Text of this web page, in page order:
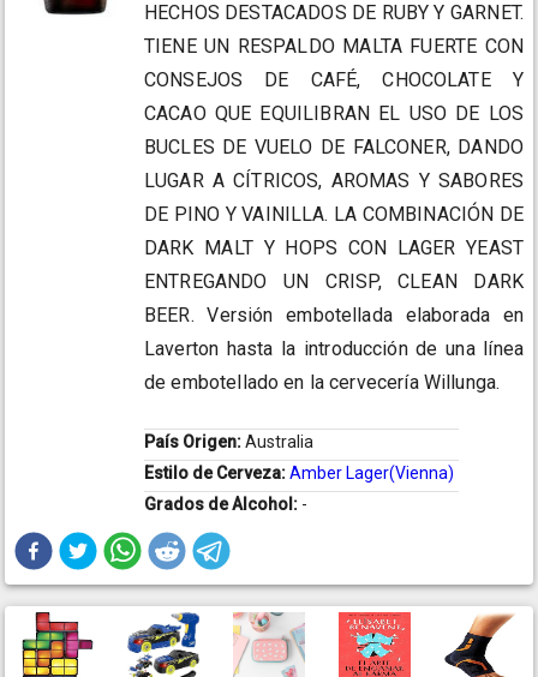
HECHOS DESTACADOS DE RUBY Y GARNET.
TIENE UN RESPALDO MALTA FUERTE CON
CONSEJOS DE CAFÉ, CHOCOLATE Y
CACAO QUE EQUILIBRAN EL USO DE LOS
BUCLES DE VUELO DE FALCONER, DANDO
LUGAR A CÍTRICOS, AROMAS Y SABORES
DE PINO Y VAINILLA. LA COMBINACIÓN DE
DARK MALT Y HOPS CON LAGER YEAST
ENTREGANDO UN CRISP, CLEAN DARK
BEER. Versión embotellada elaborada en
Laverton hasta la introducción de una línea
de embotellado en la cervecería Willunga.
País Origen:Australia
Estilo de Cerveza:Amber Lager(Vienna)
Grados de Alcohol: -